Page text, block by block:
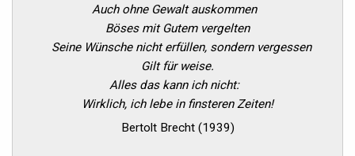
Auch ohne Gewalt auskommen
Böses mit Gutem vergelten
Seine Wünsche nicht erfüllen, sondern vergessen
Gilt für weise.
Alles das kann ich nicht:
Wirklich, ich lebe in finsteren Zeiten!
Bertolt Brecht (1939)